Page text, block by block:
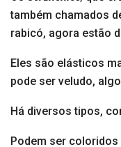
também chamados
rabicó, agora estão
Eles são elásticos
pode ser veludo,
Há diversos tipos,
Podem ser